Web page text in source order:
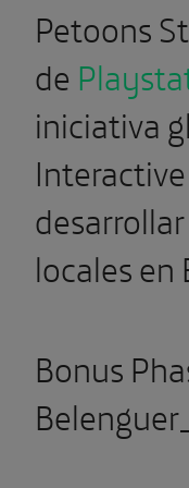
Petoons
de
iniciativa
locales en
Bonus